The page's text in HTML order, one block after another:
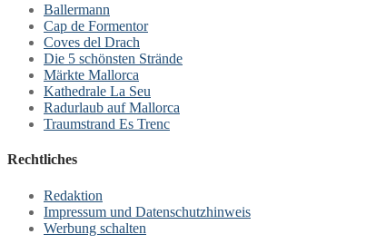
Ballermann
Cap de Formentor
Coves del Drach
Die 5 schönsten Strände
Märkte Mallorca
Kathedrale La Seu
Radurlaub auf Mallorca
Traumstrand Es Trenc
Rechtliches
Redaktion
Impressum und Datenschutzhinweis
Werbung schalten